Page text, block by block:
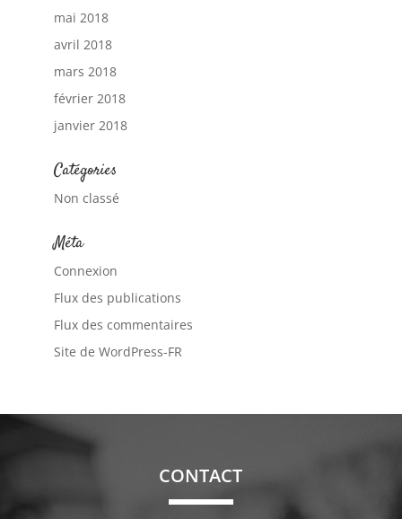
mai 2018
avril 2018
mars 2018
février 2018
janvier 2018
Catégories
Non classé
Méta
Connexion
Flux des publications
Flux des commentaires
Site de WordPress-FR
CONTACT